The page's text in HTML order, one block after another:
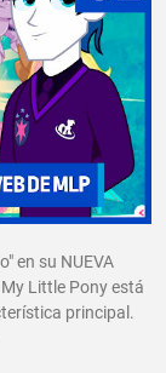
en su NUEVA
Little Pony está
principal.